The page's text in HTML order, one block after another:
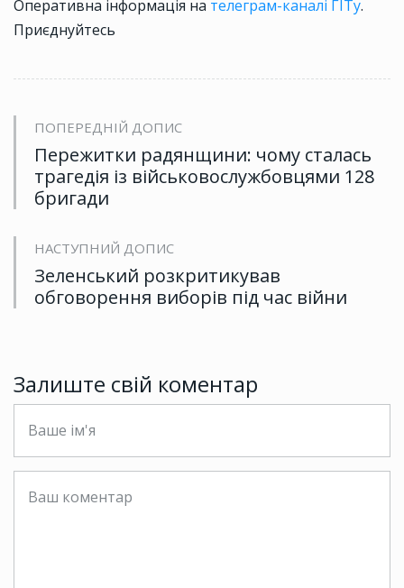
Оперативна інформація на телеграм-каналі ГІТу.
Приєднуйтесь
ПОПЕРЕДНІЙ ДОПИС
Пережитки радянщини: чому сталась
трагедія із військовослужбовцями 128
бригади
НАСТУПНИЙ ДОПИС
Зеленський розкритикував
обговорення виборів під час війни
Залиште свій коментар